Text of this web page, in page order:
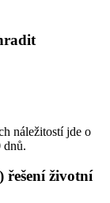
náležitostí jde o
dnů.
řešení životní